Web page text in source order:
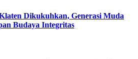
Dikukuhkan, Generasi Muda
Budaya Integritas